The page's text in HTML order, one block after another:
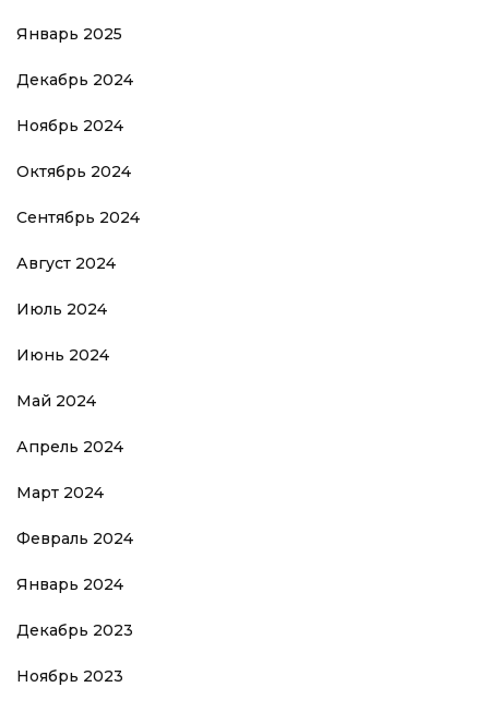
Январь 2025
Декабрь 2024
Ноябрь 2024
Октябрь 2024
Сентябрь 2024
Август 2024
Июль 2024
Июнь 2024
Май 2024
Апрель 2024
Март 2024
Февраль 2024
Январь 2024
Декабрь 2023
Ноябрь 2023